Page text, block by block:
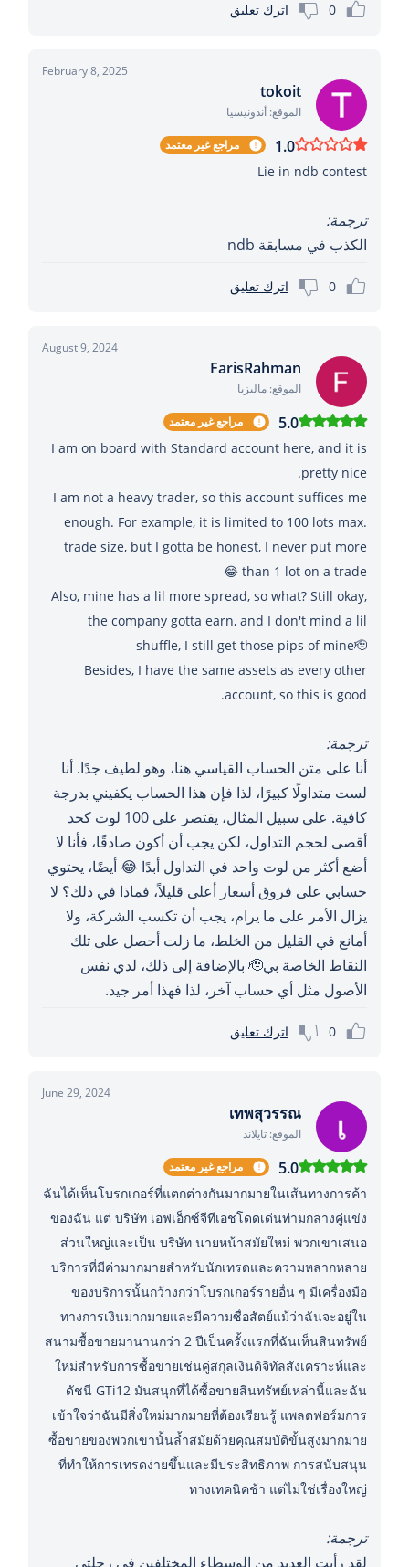
0 اترك تعليق
February 8, 2025
tokoit
الموقع: أندونيسيا
1.0 مراجع غير معتمد
Lie in ndb contest
ترجمة:
الكذب في مسابقة ndb
0 اترك تعليق
August 9, 2024
FarisRahman
الموقع: ماليزيا
5.0 مراجع غير معتمد
I am on board with Standard account here, and it is
I am not a heavy trader, so this account suffices me
enough. For example, it is limited to 100 lots max.
trade size, but I gotta be honest, I never put more
Also, mine has a lil more spread, so what? Still okay,
the company gotta earn, and I don't mind a lil
Besides, I have the same assets as every other
account, so this is good.
ترجمة:
أنا على متن الحساب القياسي هنا، وهو لطيف جدًا. أنا
لست متداولًا كبيرًا، لذا فإن هذا الحساب يكفيني بدرجة
كافية. على سبيل المثال، يقتصر على 100 لوت كحد
أقصى لحجم التداول، لكن يجب أن أكون صادقًا، فأنا لا
أضع أكثر من لوت واحد في التداول أبدًا 😂 أيضًا، يحتوي
حسابي على فروق أسعار أعلى قليلاً، فماذا في ذلك؟ لا
يزال الأمر على ما يرام، يجب أن تكسب الشركة، ولا
أمانع في القليل من الخلط، ما زلت أحصل على تلك
النقاط الخاصة بي🫡 بالإضافة إلى ذلك، لدي نفس
الأصول مثل أي حساب آخر، لذا فهذا أمر جيد.
0 اترك تعليق
June 29, 2024
เทพสุวรรณ
الموقع: تايلاند
5.0 مراجع غير معتمد
ฉันได้เห็นโบรกเกอร์ที่แตกต่างกันมากมายในเส้นทางการค้า
ของฉัน แต่ บริษัท เอฟเอ็กซ์จีทีเอชโดดเด่นท่ามกลางคู่แข่ง
ส่วนใหญ่และเป็น บริษัท นายหน้าสมัยใหม่ พวกเขาเสนอ
บริการที่มีค่ามากมายสำหรับนักเทรดและความหลากหลาย
ของบริการนั้นกว้างกว่าโบรกเกอร์รายอื่น ๆ มีเครื่องมือ
ทางการเงินมากมายและมีความซื่อสัตย์แม้ว่าฉันจะอยู่ใน
สนามซื้อขายมานานกว่า 2 ปีเป็นครั้งแรกที่ฉันเห็นสินทรัพย์
ใหม่สำหรับการซื้อขายเช่นคู่สกุลเงินดิจิทัลสังเคราะห์และ
ดัชนี GTi12 มันสนุกที่ได้ซื้อขายสินทรัพย์เหล่านี้และฉัน
เข้าใจว่าฉันมีสิ่งใหม่มากมายที่ต้องเรียนรู้ แพลตฟอร์มการ
ซื้อขายของพวกเขานั้นล้ำสมัยด้วยคุณสมบัติขั้นสูงมากมาย
ที่ทำให้การเทรดง่ายขึ้นและมีประสิทธิภาพ การสนับสนุน
ทางเทคนิคช้า แต่ไม่ใช่เรื่องใหญ่
ترجمة:
لقد رأيت العديد من الوسطاء المختلفين في رحلتي